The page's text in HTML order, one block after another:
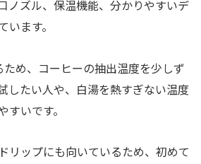
ノズル、保温機能、分かりやすいデ
ます。
め、コーヒーの抽出温度を少しず
したい人や、白湯を熱すぎない温度
いです。
リップにも向いているため、初めて